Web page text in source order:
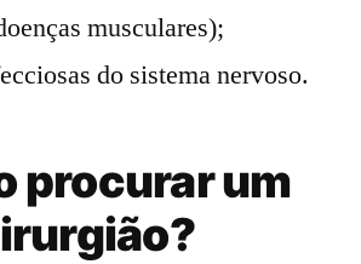
musculares);
do sistema nervoso.
procurar um